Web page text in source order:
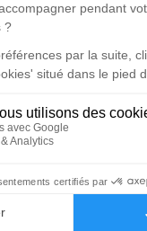
d’arbre
Je
Pierre de Bénonces